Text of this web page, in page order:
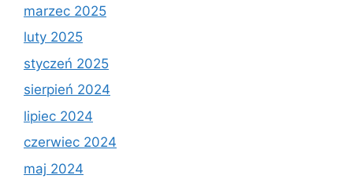
marzec 2025
luty 2025
styczeń 2025
sierpień 2024
lipiec 2024
czerwiec 2024
maj 2024